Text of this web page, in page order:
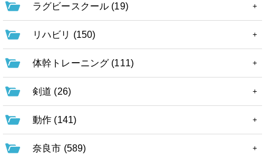
ラグビースクール (19)
リハビリ (150)
体幹トレーニング (111)
剣道 (26)
動作 (141)
奈良市 (589)